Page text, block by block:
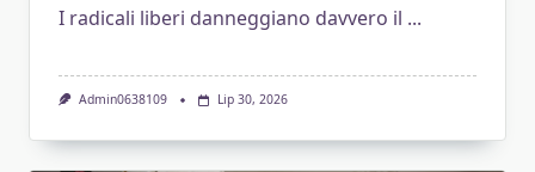
I radicali liberi danneggiano davvero il ...
Admin0638109 Lip 30, 2026